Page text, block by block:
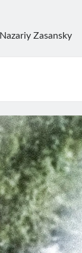
Nazariy Zasansky